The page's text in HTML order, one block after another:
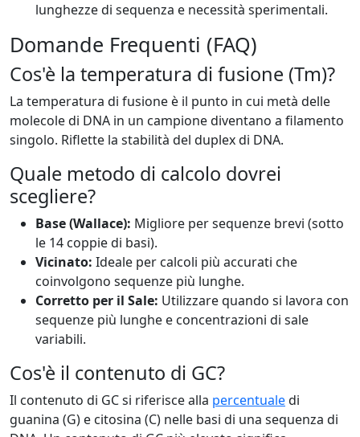
lunghezze di sequenza e necessità sperimentali.
Domande Frequenti (FAQ)
Cos'è la temperatura di fusione (Tm)?
La temperatura di fusione è il punto in cui metà delle
molecole di DNA in un campione diventano a filamento
singolo. Riflette la stabilità del duplex di DNA.
Quale metodo di calcolo dovrei
scegliere?
Base (Wallace): Migliore per sequenze brevi (sotto
le 14 coppie di basi).
Vicinato: Ideale per calcoli più accurati che
coinvolgono sequenze più lunghe.
Corretto per il Sale: Utilizzare quando si lavora con
sequenze più lunghe e concentrazioni di sale
variabili.
Cos'è il contenuto di GC?
Il contenuto di GC si riferisce alla percentualedi
guanina (G) e citosina (C) nelle basi di una sequenza di